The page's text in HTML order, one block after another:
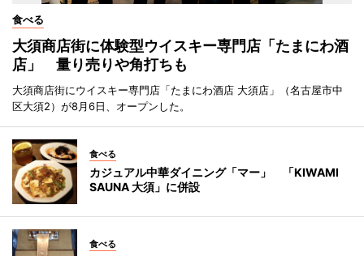
食べる
大須商店街に体験型ウイスキー専門店「たまにわ酒
店」 量り売りや角打ちも
大須商店街にウイスキー専門店「たまにわ酒店 大須店」（名古屋市中
区大須2）が8月6日、オープンした。
食べる
カジュアル中華ダイニング「マー」 「KIWAMI
SAUNA 大須」に併設
食べる